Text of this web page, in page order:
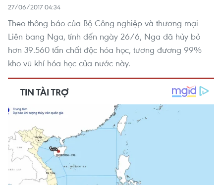
27/06/2017 04:34
Theo thông báo của Bộ Công nghiệp và thương mại
Liên bang Nga, tính đến ngày 26/6, Nga đã hủy bỏ
hơn 39.560 tấn chất độc hóa học, tương đương 99%
kho vũ khí hóa học của nước này.